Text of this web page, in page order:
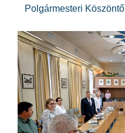
Polgármesteri Köszöntő